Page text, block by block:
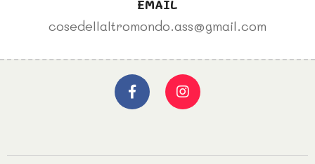
EMAIL
cosedellaltromondo.ass@gmail.com